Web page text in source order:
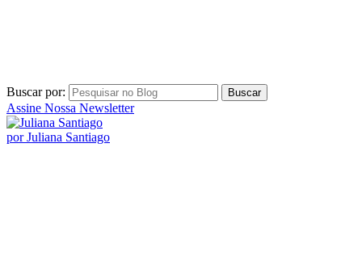
Buscar por:
Assine Nossa Newsletter
por Juliana Santiago